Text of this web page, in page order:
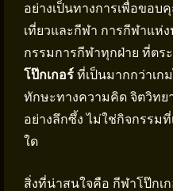
อย่างเป็นทางการเพื่อขอบ
เที่ยวและกีฬา การกีฬาแห่
กรรมการกีฬาทุกฝ่าย ที่ตร
โป๊กเกอร์ ที่เป็นมากกว่าเก
ทักษะทางความคิด จิตวิทย
อย่างลึกซึ้ง ไม่ใช่กิจกรรม
ใด
สิ่งที่น่าสนใจคือ กีฬาโป๊กเ